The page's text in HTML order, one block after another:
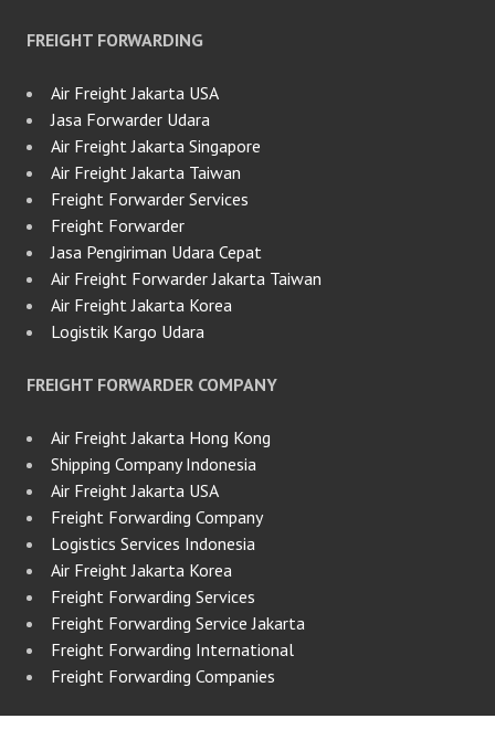
FREIGHT FORWARDING
Air Freight Jakarta USA
Jasa Forwarder Udara
Air Freight Jakarta Singapore
Air Freight Jakarta Taiwan
Freight Forwarder Services
Freight Forwarder
Jasa Pengiriman Udara Cepat
Air Freight Forwarder Jakarta Taiwan
Air Freight Jakarta Korea
Logistik Kargo Udara
FREIGHT FORWARDER COMPANY
Air Freight Jakarta Hong Kong
Shipping Company Indonesia
Air Freight Jakarta USA
Freight Forwarding Company
Logistics Services Indonesia
Air Freight Jakarta Korea
Freight Forwarding Services
Freight Forwarding Service Jakarta
Freight Forwarding International
Freight Forwarding Companies